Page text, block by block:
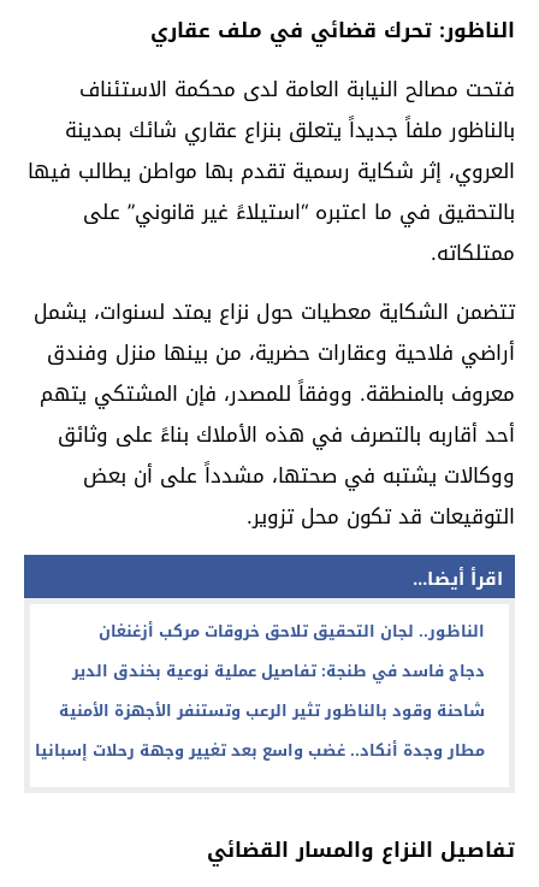
الناظور: تحرك قضائي في ملف عقاري
فتحت مصالح النيابة العامة لدى محكمة الاستئناف
بالناظور ملفاً جديداً يتعلق بنزاع عقاري شائك بمدينة
العروي، إثر شكاية رسمية تقدم بها مواطن يطالب فيها
بالتحقيق في ما اعتبره “استيلاءً غير قانوني” على
ممتلكاته.
تتضمن الشكاية معطيات حول نزاع يمتد لسنوات، يشمل
أراضي فلاحية وعقارات حضرية، من بينها منزل وفندق
معروف بالمنطقة. ووفقاً للمصدر، فإن المشتكي يتهم
أحد أقاربه بالتصرف في هذه الأملاك بناءً على وثائق
ووكالات يشتبه في صحتها، مشدداً على أن بعض
التوقيعات قد تكون محل تزوير.
اقرأ أيضا...
الناظور.. لجان التحقيق تلاحق خروقات مركب أزغنغان
دجاج فاسد في طنجة: تفاصيل عملية نوعية بخندق الدير
شاحنة وقود بالناظور تثير الرعب وتستنفر الأجهزة الأمنية
مطار وجدة أنكاد.. غضب واسع بعد تغيير وجهة رحلات إسبانيا
تفاصيل النزاع والمسار القضائي